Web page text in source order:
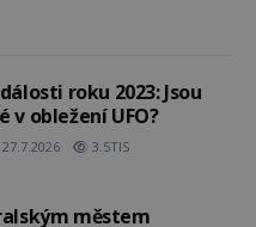
roku 2023: Jsou
v obležení UFO?
27.7.2026 3.5TIS
městem